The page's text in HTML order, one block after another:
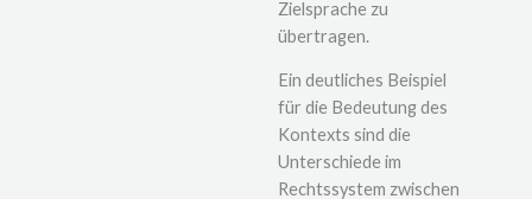
Zielsprache zu
übertragen.
Ein deutliches Beispiel
für die Bedeutung des
Kontexts sind die
Unterschiede im
Rechtssystem zwischen